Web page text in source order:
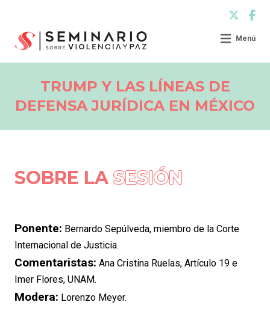
Menú
TRUMP Y LAS LÍNEAS DE
DEFENSA JURÍDICA EN MÉXICO
SOBRE LASESIÓN
Ponente: Bernardo Sepúlveda, miembro de la Corte
Internacional de Justicia.
Comentaristas: Ana Cristina Ruelas, Artículo 19 e
Imer Flores, UNAM.
Modera: Lorenzo Meyer.